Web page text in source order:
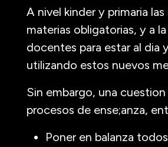
A nivel kinder y primaria
materias obligatorias, y a
docentes para estar al dia
utilizando estos nuevos
Sin embargo, una
procesos de ense;anza,
Poner en balanza